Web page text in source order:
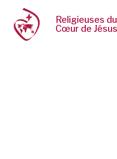
Religieuses
Cœur de Jésus